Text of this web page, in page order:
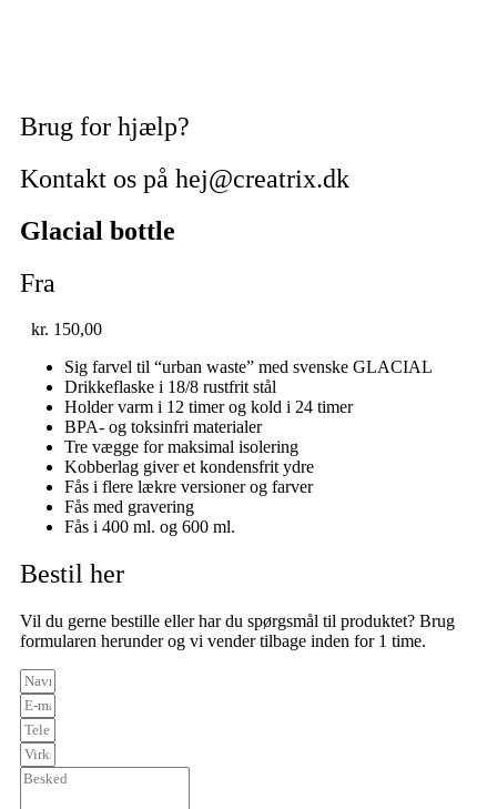
Brug for hjælp?
Kontakt os på hej@creatrix.dk
Glacial bottle
Fra
kr. 150,00
Sig farvel til “urban waste” med svenske GLACIAL
Drikkeflaske i 18/8 rustfrit stål
Holder varm i 12 timer og kold i 24 timer
BPA- og toksinfri materialer
Tre vægge for maksimal isolering
Kobberlag giver et kondensfrit ydre
Fås i flere lækre versioner og farver
Fås med gravering
Fås i 400 ml. og 600 ml.
Bestil her
Vil du gerne bestille eller har du spørgsmål til produktet? Brug
formularen herunder og vi vender tilbage inden for 1 time.